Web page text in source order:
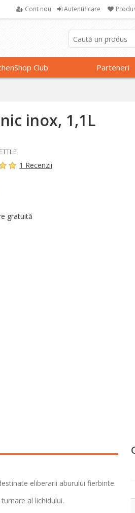
Cont nou Autentificare
Club Parteneri
inox, 1,1L
1 Recenzii
gratuită
eliberarii aburului fierbinte.
al lichidului.